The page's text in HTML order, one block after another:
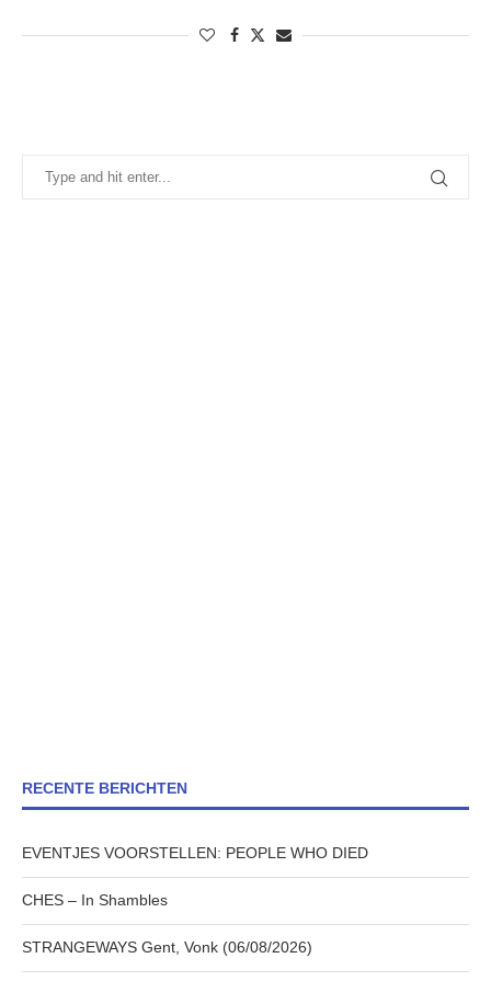
RECENTE BERICHTEN
EVENTJES VOORSTELLEN: PEOPLE WHO DIED
CHES – In Shambles
STRANGEWAYS Gent, Vonk (06/08/2026)